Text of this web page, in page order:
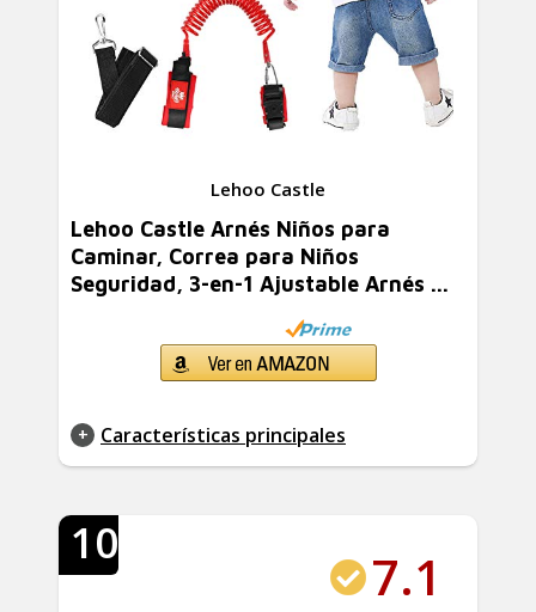
Lehoo Castle
Lehoo Castle Arnés Niños para
Caminar, Correa para Niños
Seguridad, 3-en-1 Ajustable Arnés ...
Características principales
10
7.1